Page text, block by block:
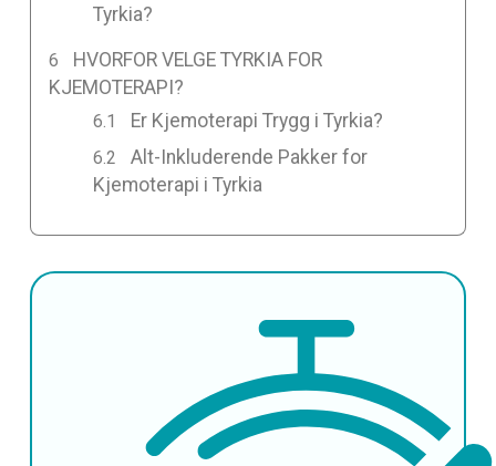
Tyrkia?
HVORFOR VELGE TYRKIA FOR
KJEMOTERAPI?
Er Kjemoterapi Trygg i Tyrkia?
Alt-Inkluderende Pakker for
Kjemoterapi i Tyrkia